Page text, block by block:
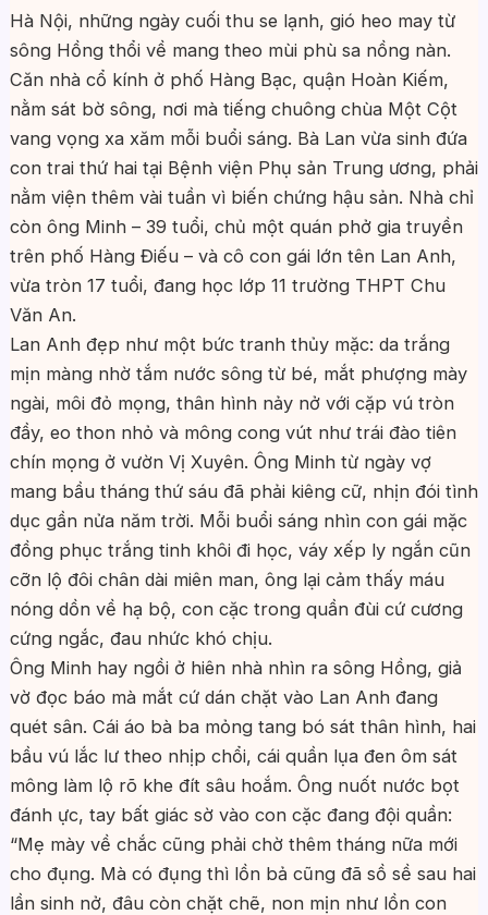
Hà Nội, những ngày cuối thu se lạnh, gió heo may từ
sông Hồng thổi về mang theo mùi phù sa nồng nàn.
Căn nhà cổ kính ở phố Hàng Bạc, quận Hoàn Kiếm,
nằm sát bờ sông, nơi mà tiếng chuông chùa Một Cột
vang vọng xa xăm mỗi buổi sáng. Bà Lan vừa sinh đứa
con trai thứ hai tại Bệnh viện Phụ sản Trung ương, phải
nằm viện thêm vài tuần vì biến chứng hậu sản. Nhà chỉ
còn ông Minh – 39 tuổi, chủ một quán phở gia truyền
trên phố Hàng Điếu – và cô con gái lớn tên Lan Anh,
vừa tròn 17 tuổi, đang học lớp 11 trường THPT Chu
Văn An.
Lan Anh đẹp như một bức tranh thủy mặc: da trắng
mịn màng nhờ tắm nước sông từ bé, mắt phượng mày
ngài, môi đỏ mọng, thân hình nảy nở với cặp vú tròn
đầy, eo thon nhỏ và mông cong vút như trái đào tiên
chín mọng ở vườn Vị Xuyên. Ông Minh từ ngày vợ
mang bầu tháng thứ sáu đã phải kiêng cữ, nhịn đói tình
dục gần nửa năm trời. Mỗi buổi sáng nhìn con gái mặc
đồng phục trắng tinh khôi đi học, váy xếp ly ngắn cũn
cỡn lộ đôi chân dài miên man, ông lại cảm thấy máu
nóng dồn về hạ bộ, con cặc trong quần đùi cứ cương
cứng ngắc, đau nhức khó chịu.
Ông Minh hay ngồi ở hiên nhà nhìn ra sông Hồng, giả
vờ đọc báo mà mắt cứ dán chặt vào Lan Anh đang
quét sân. Cái áo bà ba mỏng tang bó sát thân hình, hai
bầu vú lắc lư theo nhịp chổi, cái quần lụa đen ôm sát
mông làm lộ rõ khe đít sâu hoắm. Ông nuốt nước bọt
đánh ực, tay bất giác sờ vào con cặc đang đội quần:
“Mẹ mày về chắc cũng phải chờ thêm tháng nữa mới
cho đụng. Mà có đụng thì lồn bả cũng đã sồ sề sau hai
lần sinh nở, đâu còn chặt chẽ, non mịn như lồn con